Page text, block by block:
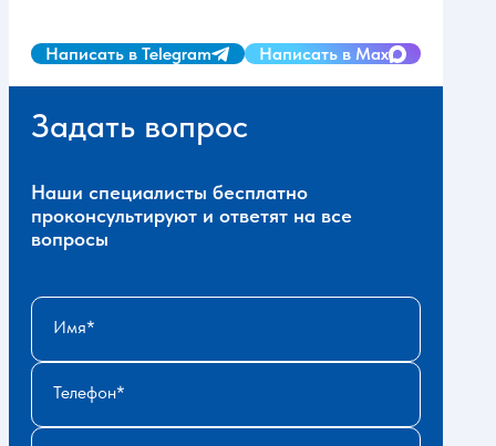
Написать в Telegram Написать в Max
Задать вопрос
Наши специалисты бесплатно
проконсультируют и ответят на все
вопросы
Имя
Телефон